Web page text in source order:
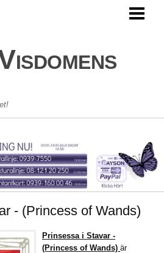
- (Princess of Wands)
Prinsessa i Stavar -
(Princess of Wands) är